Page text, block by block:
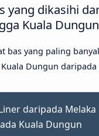
yang dikasihi
Kuala Dungun
bas yang paling
Dungun
daripada Melaka
Kuala Dungun